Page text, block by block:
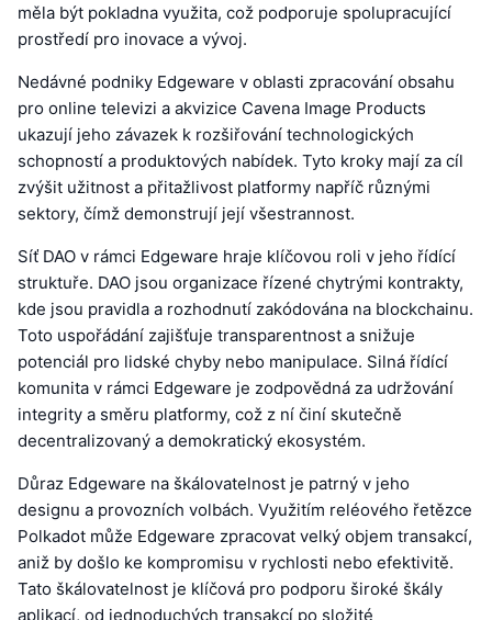
měla být pokladna využita, což podporuje spolupracující
prostředí pro inovace a vývoj.
Nedávné podniky Edgeware v oblasti zpracování obsahu
pro online televizi a akvizice Cavena Image Products
ukazují jeho závazek k rozšiřování technologických
schopností a produktových nabídek. Tyto kroky mají za cíl
zvýšit užitnost a přitažlivost platformy napříč různými
sektory, čímž demonstrují její všestrannost.
Síť DAO v rámci Edgeware hraje klíčovou roli v jeho řídící
struktuře. DAO jsou organizace řízené chytrými kontrakty,
kde jsou pravidla a rozhodnutí zakódována na blockchainu.
Toto uspořádání zajišťuje transparentnost a snižuje
potenciál pro lidské chyby nebo manipulace. Silná řídící
komunita v rámci Edgeware je zodpovědná za udržování
integrity a směru platformy, což z ní činí skutečně
decentralizovaný a demokratický ekosystém.
Důraz Edgeware na škálovatelnost je patrný v jeho
designu a provozních volbách. Využitím reléového řetězce
Polkadot může Edgeware zpracovat velký objem transakcí,
aniž by došlo ke kompromisu v rychlosti nebo efektivitě.
Tato škálovatelnost je klíčová pro podporu široké škály
aplikací, od jednoduchých transakcí po složité